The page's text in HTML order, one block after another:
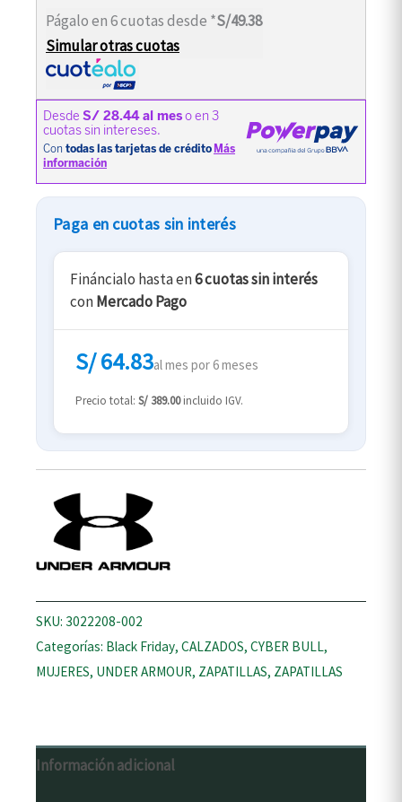
Págalo en 6 cuotas desde *S/49.38
Simular otras cuotas
Paga en cuotas sin interés
Fináncialo hasta en6 cuotas sin interés
conMercado Pago
S/ 64.83al mes por 6 meses
Precio total: S/ 389.00incluido IGV.
SKU: 3022208-002
Categorías: Black Friday, CALZADOS, CYBER BULL,
MUJERES, UNDER ARMOUR, ZAPATILLAS, ZAPATILLAS
Información adicional